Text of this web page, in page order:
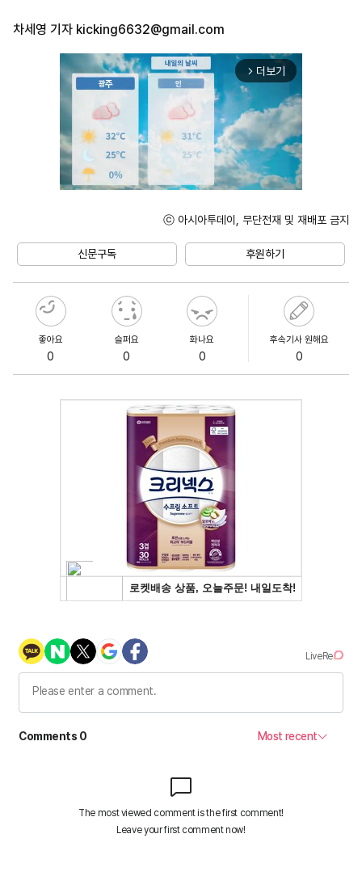
차세영 기자 kicking6632@gmail.com
arrow_forward_ios 더보기
ⓒ 아시아투데이, 무단전재 및 재배포 금지
신문구독 후원하기
좋아요
0
슬퍼요
0
화나요
0
후속기사 원해요
0